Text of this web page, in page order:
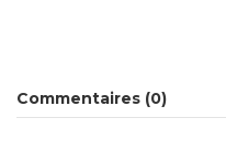
Commentaires (0)